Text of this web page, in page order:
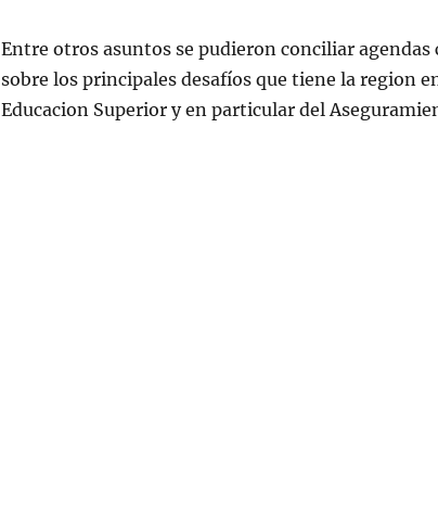
Entre otros asuntos se pudieron conciliar
sobre los principales desafíos que tiene la region
Educacion Superior y en particular del